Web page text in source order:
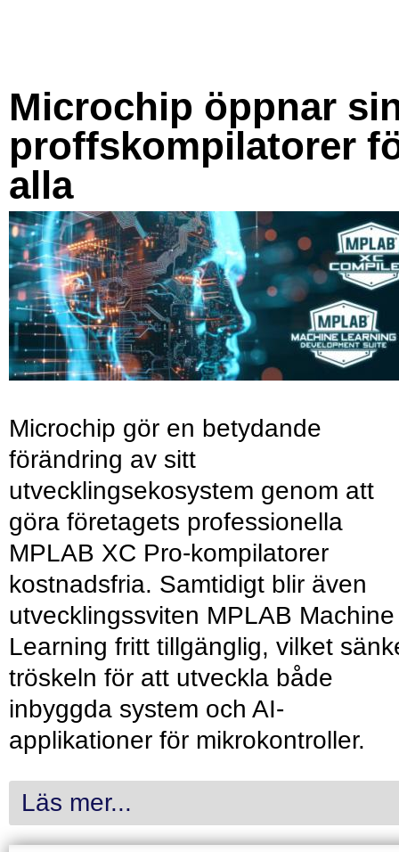
Microchip öppnar
proffskompilatorer
alla
Microchip gör en betydande
förändring av sitt
utvecklingsekosystem genom att
göra företagets professionella
MPLAB XC Pro-kompilatorer
kostnadsfria. Samtidigt blir även
utvecklingssviten MPLAB Machine
Learning fritt tillgänglig, vilket
tröskeln för att utveckla både
inbyggda system och AI-
applikationer för mikrokontroller.
Läs mer...